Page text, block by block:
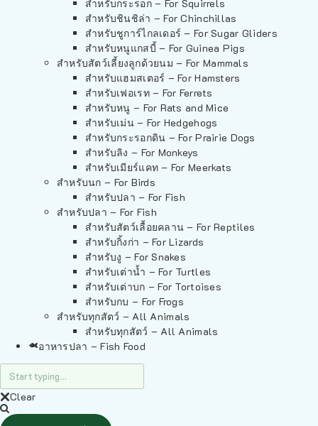
สำหรับกระรอก – For Squirrels
สำหรับชินชิล่า – For Chinchillas
สำหรับชูการ์ไกลเดอร์ – For Sugar Gliders
สำหรับหนูแกสบี้ – For Guinea Pigs
สำหรับสัตว์เลี้ยงลูกด้วยนม – For Mammals
สำหรับแฮมสเตอร์ – For Hamsters
สำหรับเฟอเรท – For Ferrets
สำหรับหนู – For Rats and Mice
สำหรับเม่น – For Hedgehogs
สำหรับกระรอกดิน – For Prairie Dogs
สำหรับลิง – For Monkeys
สำหรับเมียร์แคท – For Meerkats
สำหรับนก – For Birds
สำหรับปลา – For Fish
สำหรับปลา – For Fish
สำหรับสัตว์เลื้อยคลาน – For Reptiles
สำหรับกิ้งก่า – For Lizards
สำหรับงู – For Snakes
สำหรับเต่าน้ำ – For Turtles
สำหรับเต่าบก – For Tortoises
สำหรับกบ – For Frogs
สำหรับทุกสัตว์ – All Animals
สำหรับทุกสัตว์ – All Animals
อาหารปลา – Fish Food
Clear